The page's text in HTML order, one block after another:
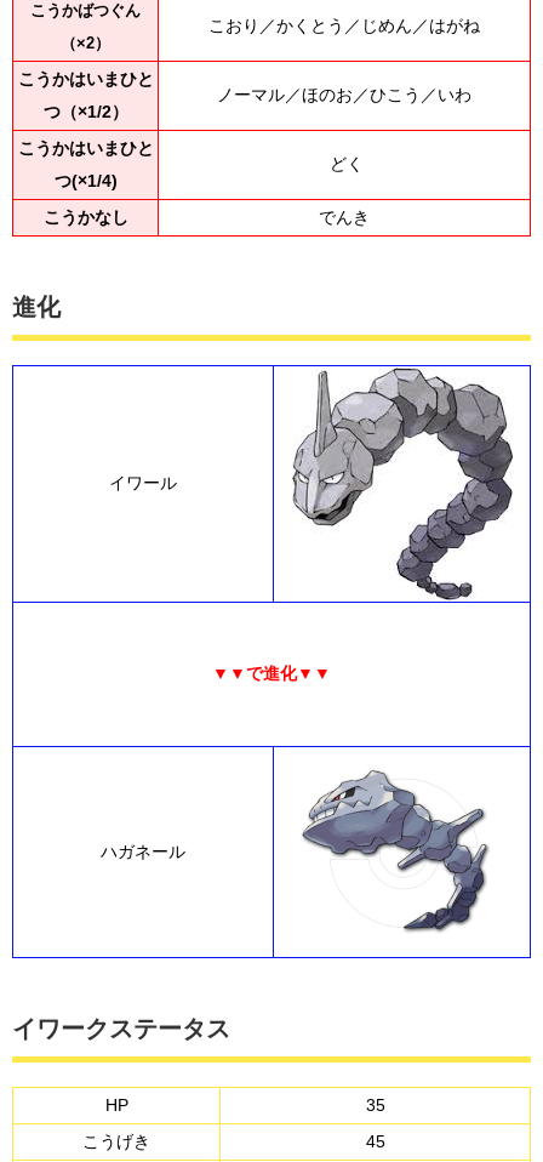
こうかばつぐん
（×2）
こおり／かくとう／じめん／はがね
こうかはいまひと
つ（×1/2）
ノーマル／ほのお／ひこう／いわ
こうかはいまひと
つ(×1/4)
どく
こうかなし でんき
進化
イワール
▼▼で進化▼▼
ハガネール
イワークステータス
HP
35
こうげき
45